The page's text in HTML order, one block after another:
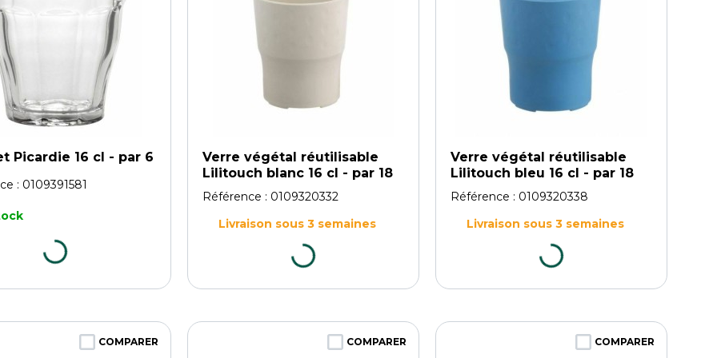
Picardie 16 cl - par 6
: 0109391581
Verre végétal réutilisable
Lilitouch blanc 16 cl - par 18
Référence : 0109320332
Livraison sous 3 semaines
Verre végétal réutilisable
Lilitouch bleu 16 cl - par 18
Référence : 0109320338
Livraison sous 3 semaines
COMPARER COMPARER COMPARER